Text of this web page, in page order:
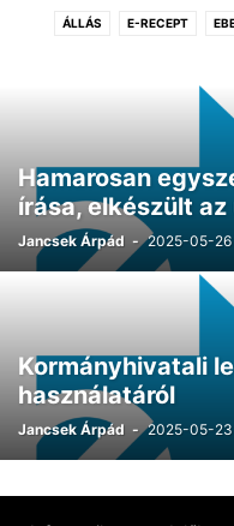
ÁLLÁS E-RECEPT
Hamarosan
írása, elkészült
Jancsek Árpád - 2025-05-26
Kormányhivatali
használatáról
Jancsek Árpád - 2025-05-23